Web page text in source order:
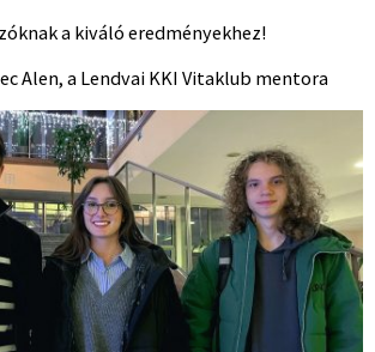
a kiváló eredményekhez!
Alen, a Lendvai KKI Vitaklub mentora